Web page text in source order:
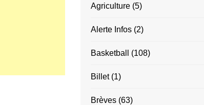
Agriculture (5)
Alerte Infos (2)
Basketball (108)
Billet(1)
Brèves (63)